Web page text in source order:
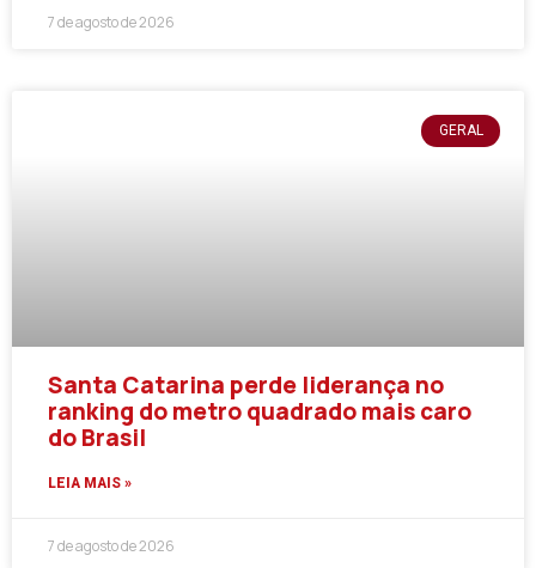
7 de agosto de 2026
GERAL
Santa Catarina perde liderança no
ranking do metro quadrado mais caro
do Brasil
LEIA MAIS »
7 de agosto de 2026